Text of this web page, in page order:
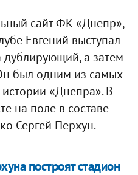
сайт ФК «Днепр»,
Евгений выступал
дублирующий, а затем
был одним из самых
«Днепра». В
на поле в составе
Сергей Перхун.
построят стадион